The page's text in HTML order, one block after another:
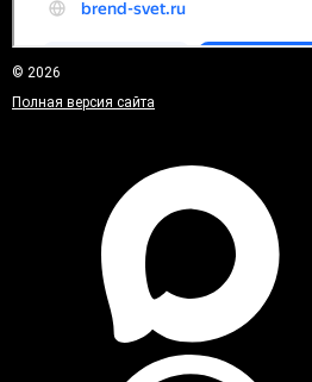
© 2026
Полная версия сайта